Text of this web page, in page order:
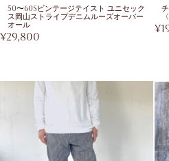
50〜60sビンテージテイスト ユニセック
ス岡山ストライプデニムルーズオーバー
オール
¥29,800
¥